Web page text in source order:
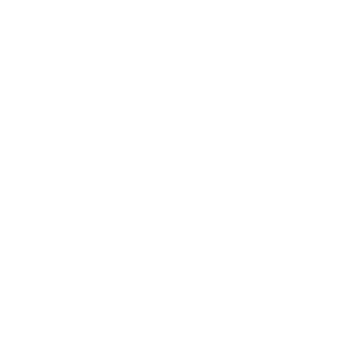
а також є маркером гострого запалення, травми та
в анамнезі;